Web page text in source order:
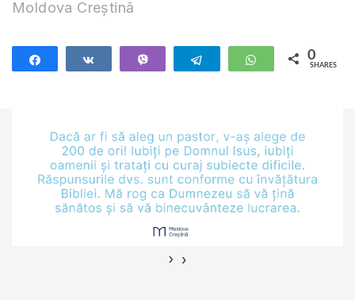
Moldova Creștină
Telegram WhatsApp
0
SHARES
‹ ›